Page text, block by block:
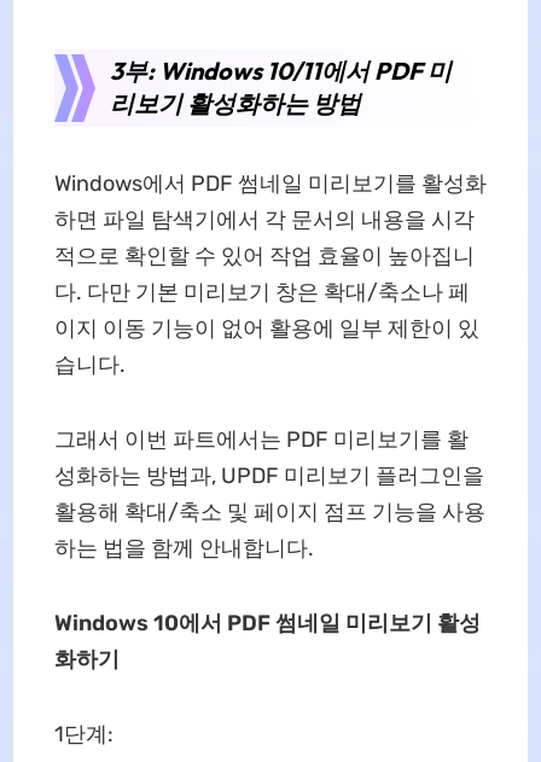
3부: Windows 10/11에서 PDF 미
리보기 활성화하는 방법
Windows에서 PDF 썸네일 미리보기를 활성화
하면 파일 탐색기에서 각 문서의 내용을 시각
적으로 확인할 수 있어 작업 효율이 높아집니
다. 다만 기본 미리보기 창은 확대/축소나 페
이지 이동 기능이 없어 활용에 일부 제한이 있
습니다.
그래서 이번 파트에서는 PDF 미리보기를 활
성화하는 방법과, UPDF 미리보기 플러그인을
활용해 확대/축소 및 페이지 점프 기능을 사용
하는 법을 함께 안내합니다.
Windows 10에서 PDF 썸네일 미리보기 활성
화하기
1단계: